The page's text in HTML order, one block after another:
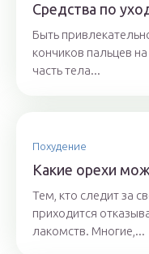
Средства по
Быть
кончиков пальцев
часть тела...
Похудение
Какие орехи
Тем, кто следит за
приходится
лакомств. Многие,...